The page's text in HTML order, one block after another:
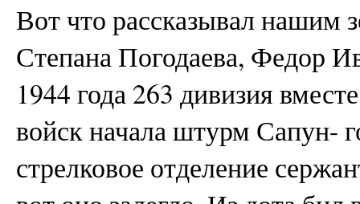
Вот что рассказывал нашим
Степана Погодаева, Федор
1944 года 263 дивизия
войск начала штурм Сапун-
стрелковое отделение